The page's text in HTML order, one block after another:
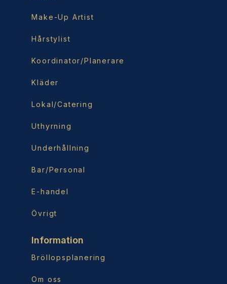
Make-Up Artist
Hårstylist
Koordinator/Planerare
Kläder
Lokal/Catering
Uthyrning
Underhållning
Bar/Personal
E-handel
Övrigt
Information
Bröllopsplanering
Om oss